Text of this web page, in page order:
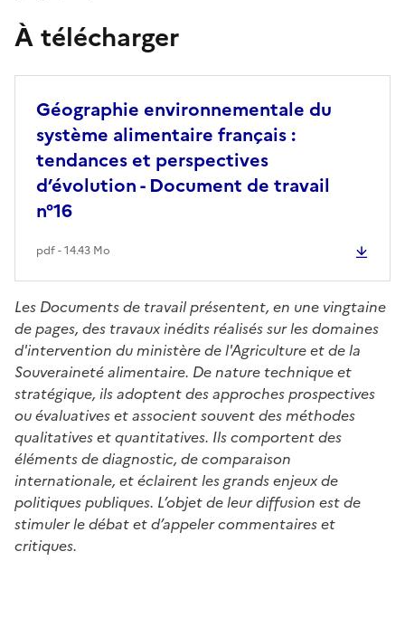
À télécharger
Géographie environnementale du
système alimentaire français :
tendances et perspectives
d’évolution - Document de travail
n°16
pdf - 14.43 Mo
Les Documents de travail présentent, en une vingtaine
de pages, des travaux inédits réalisés sur les domaines
d'intervention du ministère de l'Agriculture et de la
Souveraineté alimentaire. De nature technique et
stratégique, ils adoptent des approches prospectives
ou évaluatives et associent souvent des méthodes
qualitatives et quantitatives. Ils comportent des
éléments de diagnostic, de comparaison
internationale, et éclairent les grands enjeux de
politiques publiques. L’objet de leur diffusion est de
stimuler le débat et d’appeler commentaires et
critiques.